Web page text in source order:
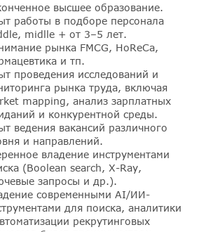
высшее образование.
работы в подборе персонала
midlle + от 3–5 лет.
рынка FMCG, HoReCa,
и тп.
проведения исследований и
рынка труда, включая
mapping, анализ зарплатных
и конкурентной среды.
ведения вакансий различного
и направлений.
владение инструментами
(Boolean search, X-Ray,
запросы и др.).
современными AI/ИИ-
для поиска, аналитики
рекрутинговых